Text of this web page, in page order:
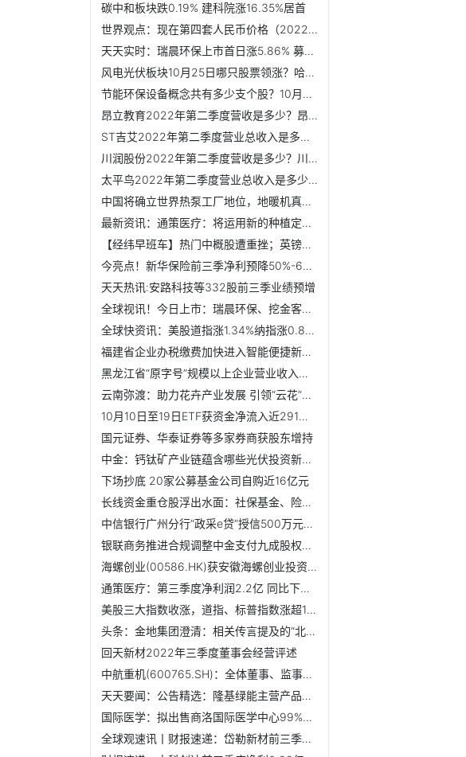
碳中和板块跌0.19% 建科院涨16.35%居首
世界观点：现在第四套人民币价格（2022年10月25日）
天天实时：瑞晨环保上市首日涨5.86% 募资6.79亿东方投行保荐
风电光伏板块10月25日哪只股票领涨？哈投股份10月25日换手率...
节能环保设备概念共有多少支个股？10月25日华峰化学当前市值...
昂立教育2022年第二季度营收是多少？昂立教育10月25日总市值...
ST吉艾2022年第二季度营业总收入是多少？ST吉艾3日内股价下跌3.97%
川润股份2022年第二季度营收是多少？川润股份5日内股价上涨1.15%
太平鸟2022年第二季度营业总收入是多少？10月25日太平鸟换手...
中国将确立世界热泵工厂地位，地暖机真正“风口”来临！
最新资讯：通策医疗：将运用新的种植定价系统 明年的种植量可期
【经纬早班车】热门中概股遭重挫；英镑拉升！苏纳克将就任英...
今亮点！新华保险前三季净利预降50%-60%
天天热讯:安路科技等332股前三季业绩预增
全球视讯！今日上市：瑞晨环保、挖金客、康为世纪
全球快资讯：美股道指涨1.34%纳指涨0.86%标普500涨1.19%
福建省企业办税缴费加快进入智能便捷新时代
黑龙江省“原字号”规模以上企业营业收入达6760.1亿元
云南弥渡：助力花卉产业发展 引领“云花”香飘万里
10月10日至19日ETF获资金净流入近291亿元 其中净流入居前十...
国元证券、华泰证券等多家券商获股东增持
中金：钙钛矿产业链蕴含哪些光伏投资新方向？
下场抄底 20家公募基金公司自购近16亿元
长线资金重仓股浮出水面：社保基金、险资、QFII现身前十股
中信银行广州分行“政采e贷”授信500万元助力企业融资
银联商务推进合规调整中金支付九成股权挂牌转让
海螺创业(00586.HK)获安徽海螺创业投资增持241.85万股
通策医疗：第三季度净利润2.2亿 同比下降18.47%
美股三大指数收涨，道指、标普指数涨超1%，热门中概股走低
头条：金地集团澄清：相关传言提及的“北京金地格林物业的应...
回天新材2022年三季度董事会经营评述
中航重机(600765.SH)：全体董事、监事和高管自愿性股份限售承诺
天天要闻：公告精选：隆基绿能主营产品出货量持续增长；金固...
国际医学：拟出售商洛国际医学中心99%股权
全球观速讯丨财报速递：岱勒新材前三季度净利7232.30万元 同...